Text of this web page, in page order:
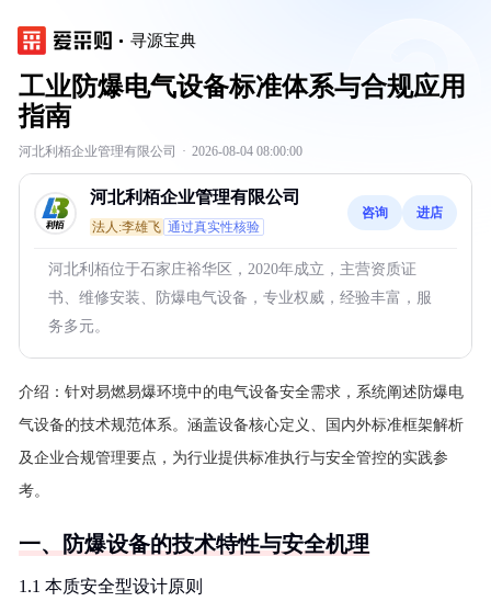
寻源宝典
工业防爆电气设备标准体系与合规应用
指南
河北利栢企业管理有限公司 · 2026-08-04 08:00:00
河北利栢企业管理有限公司
法人:李雄飞 通过真实性核验
咨询 进店
河北利栢位于石家庄裕华区，2020年成立，主营资质证
书、维修安装、防爆电气设备，专业权威，经验丰富，服
务多元。
介绍： 针对易燃易爆环境中的电气设备安全需求，系统阐述防爆电
气设备的技术规范体系。涵盖设备核心定义、国内外标准框架解析
及企业合规管理要点，为行业提供标准执行与安全管控的实践参
考。
一、防爆设备的技术特性与安全机理
1.1 本质安全型设计原则